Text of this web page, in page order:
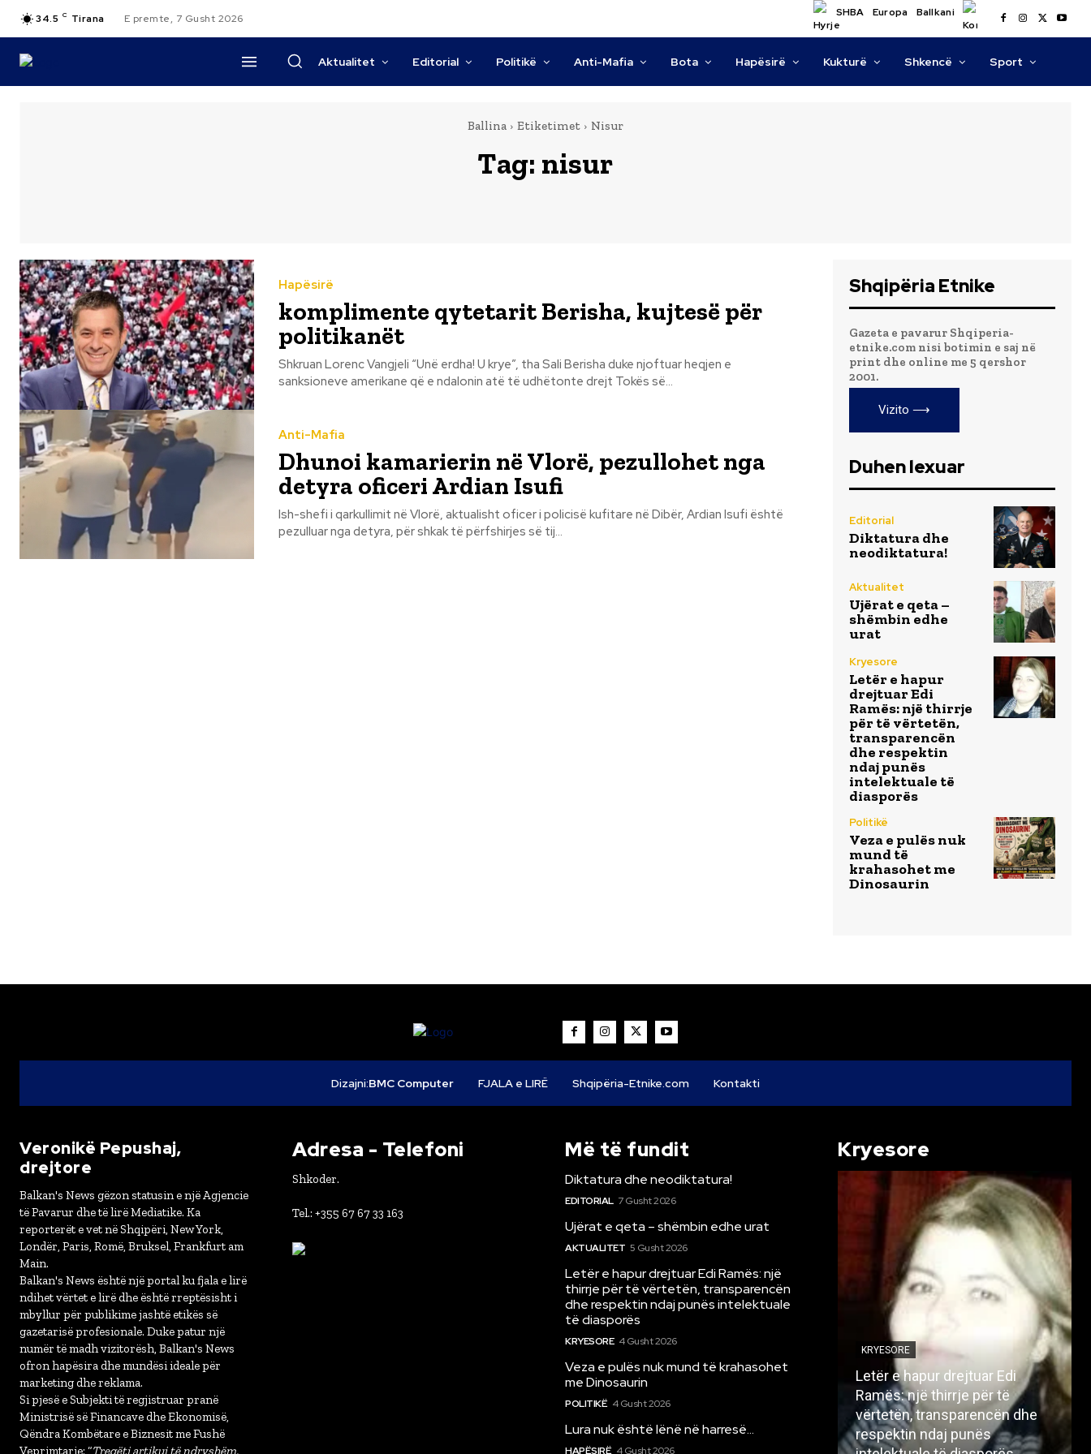
34.5 C Tirana E premte, 7 Gusht 2026 SHBA Europa Ballkani
Aktualitet Editorial Politikë Anti-Mafia Bota Hapësirë Kukturë Shkencë Sport
Ballina Etiketimet Nisur
Tag: nisur
Hapësirë
komplimente qytetarit Berisha, kujtesë për
politikanët
Shkruan Lorenc Vangjeli “Unë erdha! U krye”, tha Sali Berisha duke njoftuar heqjen e
sanksioneve amerikane që e ndalonin atë të udhëtonte drejt Tokës së...
Anti-Mafia
Dhunoi kamarierin në Vlorë, pezullohet nga
detyra oficeri Ardian Isufi
Ish-shefi i qarkullimit në Vlorë, aktualisht oficer i policisë kufitare në Dibër, Ardian Isufi është
pezulluar nga detyra, për shkak të përfshirjes së tij...
Shqipëria Etnike
Gazeta e pavarur Shqiperia-
etnike.com nisi botimin e saj në
print dhe online me 5 qershor
2001.
Vizito ⟶
Duhen lexuar
Editorial
Diktatura dhe
neodiktatura!
Aktualitet
Ujërat e qeta –
shëmbin edhe
urat
Kryesore
Letër e hapur
drejtuar Edi
Ramës: një thirrje
për të vërtetën,
transparencën
dhe respektin
ndaj punës
intelektuale të
diasporës
Politikë
Veza e pulës nuk
mund të
krahasohet me
Dinosaurin
Dizajni:BMC Computer FJALA e LIRË Shqipëria-Etnike.com Kontakti
Veronikë Pepushaj,
drejtore
Balkan's News gëzon statusin e një Agjencie
të Pavarur dhe të lirë Mediatike. Ka
reporterët e vet në Shqipëri, New York,
Londër, Paris, Romë, Bruksel, Frankfurt am
Main.
Balkan's News është një portal ku fjala e lirë
ndihet vërtet e lirë dhe është rreptësisht i
mbyllur për publikime jashtë etikës së
gazetarisë profesionale. Duke patur një
numër të madh vizitorësh, Balkan's News
ofron hapësira dhe mundësi ideale për
marketing dhe reklama.
Si pjesë e Subjekti të regjistruar pranë
Ministrisë së Financave dhe Ekonomisë,
Qëndra Kombëtare e Biznesit me Fushë
Veprimtarie: “Tregëti artikuj të ndryshëm,
Adresa - Telefoni
Shkoder.
Tel.: +355 67 67 33 163
Më të fundit
Diktatura dhe neodiktatura!
EDITORIAL 7 Gusht 2026
Ujërat e qeta – shëmbin edhe urat
AKTUALITET 5 Gusht 2026
Letër e hapur drejtuar Edi Ramës: një
thirrje për të vërtetën, transparencën
dhe respektin ndaj punës intelektuale
të diasporës
KRYESORE 4 Gusht 2026
Veza e pulës nuk mund të krahasohet
me Dinosaurin
POLITIKË 4 Gusht 2026
Lura nuk është lënë në harresë…
HAPËSIRË 4 Gusht 2026
Kryesore
KRYESORE
Letër e hapur drejtuar Edi
Ramës: një thirrje për të
vërtetën, transparencën dhe
respektin ndaj punës